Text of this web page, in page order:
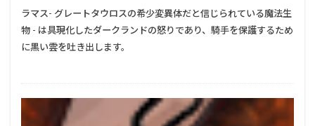
ラマス- グレートタウロスの希少変異体だと信じられている魔法生
物 - は具現化したダークランドの怒りであり、騎手を保護するため
に黒い雲を吐き出します。